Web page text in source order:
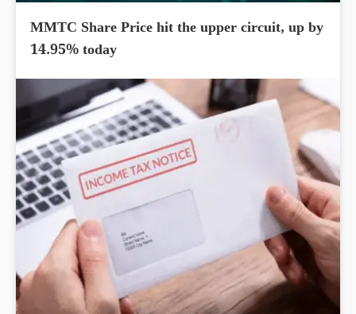
MMTC Share Price hit the upper circuit, up by
14.95% today